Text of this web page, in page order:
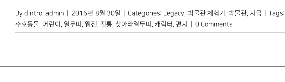
By dintro_admin 2016년 8월 30일 Categories: Legacy, 박물관 체험기 , 박물관, 지금 Tags:
수호동물, 어린이 , 열두띠 , 웹진, 전통, 찾아라열두띠 , 캐릭터 , 편지 0 Comments